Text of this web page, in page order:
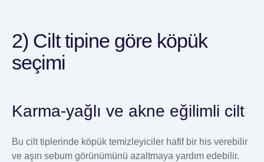
2) Cilt tipine göre köpük
seçimi
Karma-yağlı ve akne eğilimli cilt
Bu cilt tiplerinde köpük temizleyiciler hafif bir his verebilir
ve aşırı sebum görünümünü azaltmaya yardım edebilir.